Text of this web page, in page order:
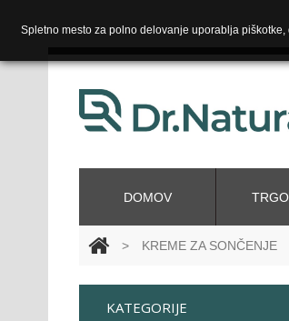
DOMOV
> KREME ZA SONČENJE
KATEGORIJE
Spletno mesto za polno delovanje uporablja